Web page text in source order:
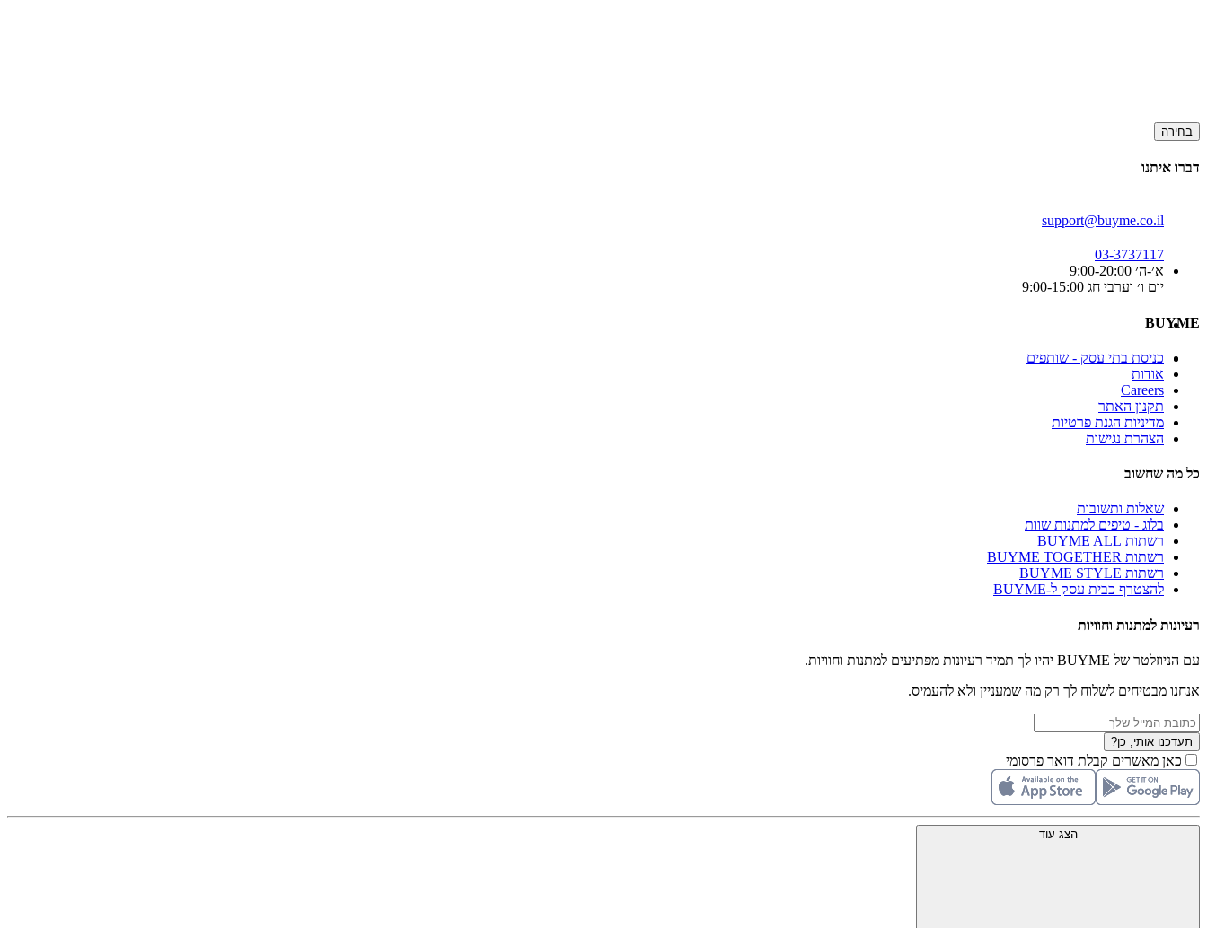
בחירה
דברו איתנו
support@buyme.co.il
03-3737117
א׳-ה׳ 9:00-20:00
יום ו׳ וערבי חג 9:00-15:00
BUYME
כניסת בתי עסק - שותפים
אודות
Careers
תקנון האתר
מדיניות הגנת פרטיות
הצהרת נגישות
כל מה שחשוב
שאלות ותשובות
בלוג - טיפים למתנות שוות
רשתות BUYME ALL
רשתות BUYME TOGETHER
רשתות BUYME STYLE
להצטרף כבית עסק ל-BUYME
רעיונות למתנות וחוויות
עם הניוזלטר של BUYME יהיו לך תמיד רעיונות מפתיעים למתנות וחוויות.
אנחנו מבטיחים לשלוח לך רק מה שמעניין ולא להעמיס.
תעדכנו אותי, כן?
כאן מאשרים קבלת דואר פרסומי
הצג עוד